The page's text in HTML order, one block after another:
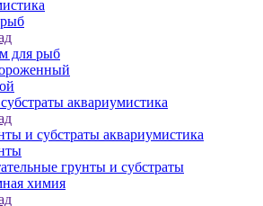
для рыб
аквариумистика
и субстраты аквариумистика
грунты и субстраты
химия